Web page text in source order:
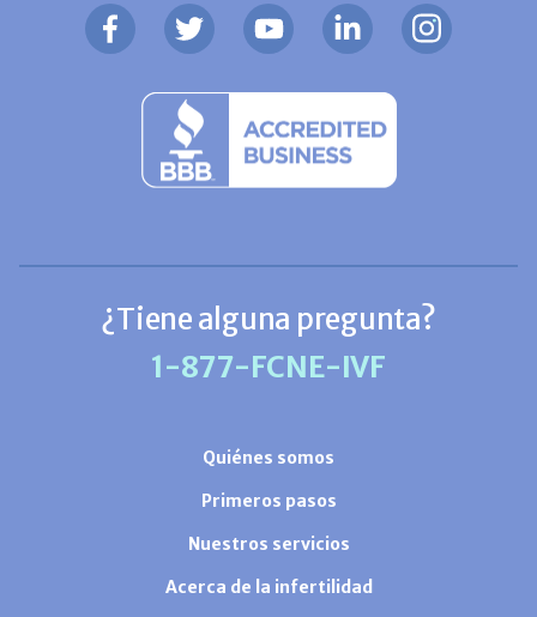
¿Tiene alguna pregunta?
1-877-FCNE-IVF
Quiénes somos
Primeros pasos
Nuestros servicios
Acerca de la infertilidad